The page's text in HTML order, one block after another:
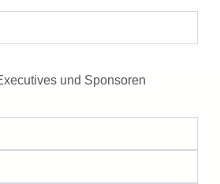
und Sponsoren